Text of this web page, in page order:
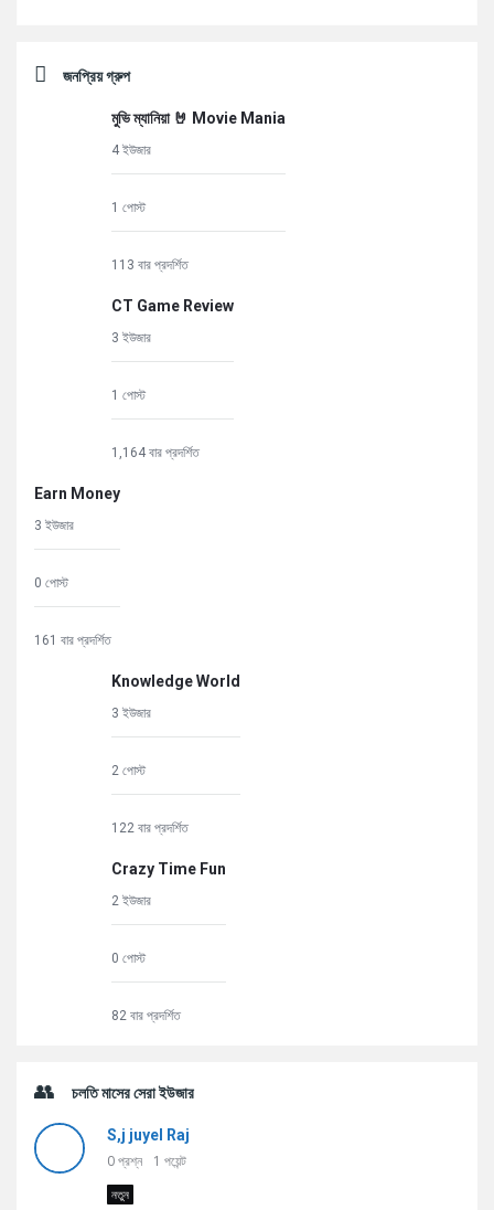
জনপ্রিয় গ্রুপ
মুভি ম্যানিয়া 🤘 Movie Mania
4 ইউজার
1 পোস্ট
113 বার প্রদর্শিত
CT Game Review
3 ইউজার
1 পোস্ট
1,164 বার প্রদর্শিত
Earn Money
3 ইউজার
0 পোস্ট
161 বার প্রদর্শিত
Knowledge World
3 ইউজার
2 পোস্ট
122 বার প্রদর্শিত
Crazy Time Fun
2 ইউজার
0 পোস্ট
82 বার প্রদর্শিত
চলতি মাসের সেরা ইউজার
S,j juyel Raj
0প্রশ্ন 1 পয়েন্ট
নতুন